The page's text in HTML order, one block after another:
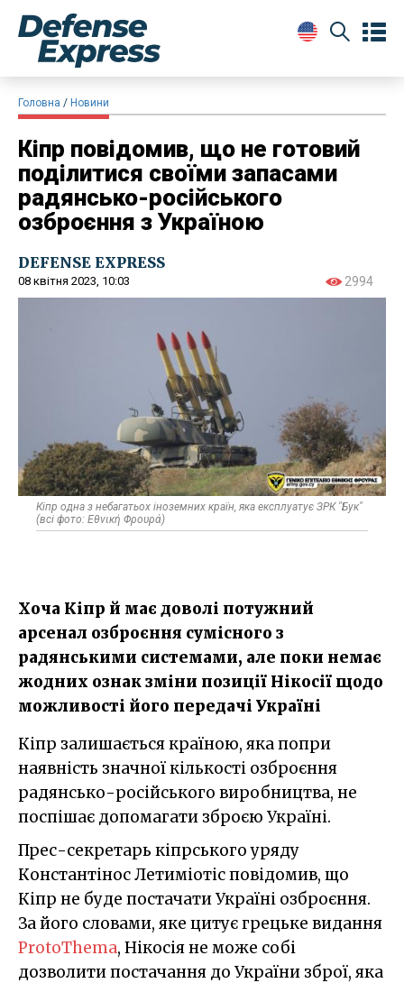
Головна Новини
Кіпр повідомив, що не готовий
поділитися своїми запасами
радянсько-російського
озброєння з Україною
DEFENSE EXPRESS
08 квітня 2023, 10:03 2994
Кіпр одна з небагатьох іноземних країн, яка експлуатує ЗРК "Бук"
(всі фото: Εθνική Φρουρά)
Хоча Кіпр й має доволі потужний
арсенал озброєння сумісного з
радянськими системами, але поки немає
жодних ознак зміни позиції Нікосії щодо
можливості його передачі Україні
Кіпр залишається країною, яка попри
наявність значної кількості озброєння
радянсько-російського виробництва, не
поспішає допомагати зброєю Україні.
Прес-секретарь кіпрського уряду
Константінос Летиміотіс повідомив, що
Кіпр не буде постачати Україні озброєння.
За його словами, яке цитує грецьке видання
ProtoThema, Нікосія не може собі
дозволити постачання до України зброї, яка